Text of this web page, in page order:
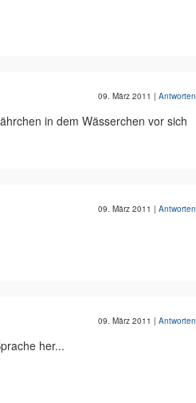
09. März 2011 | Antworten
in dem Wässerchen vor sich
09. März 2011 | Antworten
09. März 2011 | Antworten
her...